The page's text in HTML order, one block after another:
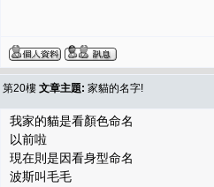
第20樓 文章主題: 家貓的名字!
我家的貓是看顏色命名
以前啦
現在則是因看身型命名
波斯叫毛毛